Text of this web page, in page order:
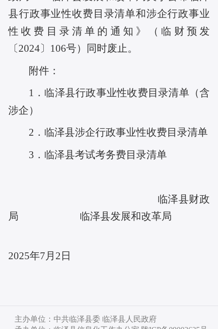
县行政事业性收费目录清单和涉企行政事业
性收费目录清单的通知》（临财预发
〔2024〕106号）同时废止。
附件：
1． 临泽县行政事业性收费目录清单（含
涉企）
2． 临泽县涉企行政事业性收费目录清单
3．临泽县考试考务费目录清单
临泽县财政
局
临泽县发展和改革局
2025年7月 2 日
主办单位：中共临泽县委 临泽县人民政府